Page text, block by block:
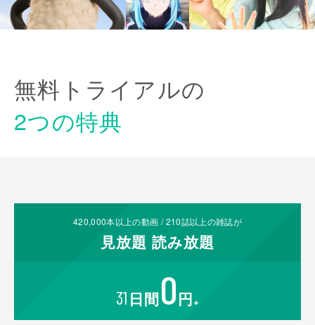
無料トライアルの
2つの特典
420,000本以上の動画 /210誌以上の雑誌が
見放題 読み放題
31 日間0円 ※